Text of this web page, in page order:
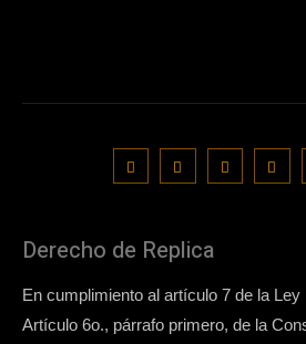
Derecho de Replica
En cumplimiento al artículo 7 de la
Artículo 6o., párrafo primero, de la